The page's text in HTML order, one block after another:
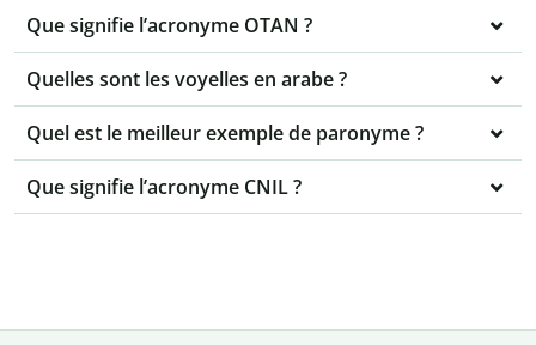
Que signifie l’acronyme OTAN ?
Quelles sont les voyelles en arabe ?
Quel est le meilleur exemple de paronyme ?
Que signifie l’acronyme CNIL ?